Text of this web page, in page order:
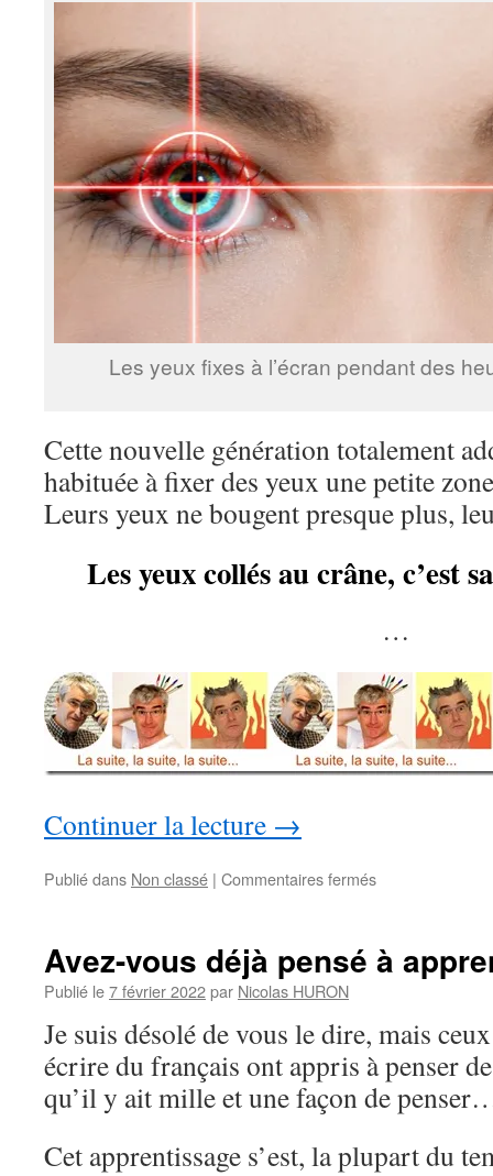
Les yeux fixes à l’écran pendant des
Cette nouvelle génération totalement
habituée à fixer des yeux une petite
Leurs yeux ne bougent presque plus,
Les yeux collés au crâne, c’est
…
Continuer la lecture →
Publié dans Non classé | Commentaires ferméssur
aux
yeux
Avez-vous déjà pensé à
Publié le7 février 2022par Nicolas HURON
Je suis désolé de vous le dire, mais
écrire du français ont appris à penser
qu’il y ait mille et une façon de
Cet apprentissage s’est, la plupart du